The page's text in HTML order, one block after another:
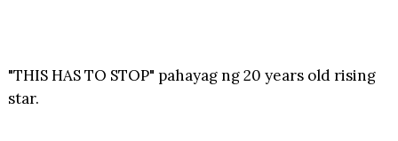
"THIS HAS TO STOP" pahayag ng 20 years old rising
star.